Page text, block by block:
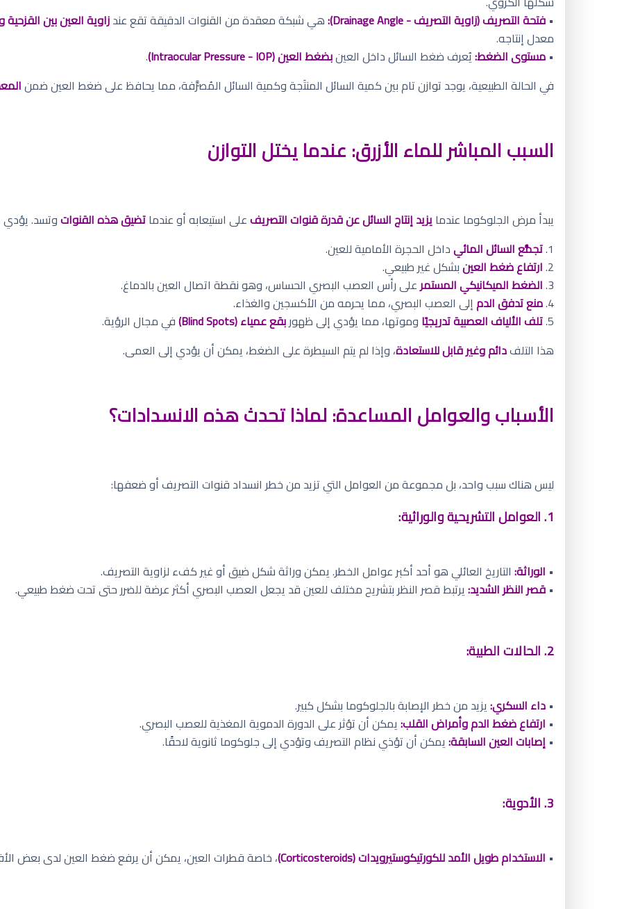
• فتحة التصريف (زاوية التصريف - Drainage Angle): هي شبكة معقدة من القنوات الدقيقة تقع عندزاوية العين بين القزحية
معدل إنتاجه.
• مستوى الضغط:يُعرف ضغط السائل داخل العينبضغط العين (Intraocular Pressure - IOP)
.
في الحالة الطبيعية، يوجد توازن تام بين كمية السائل المنتَجة وكمية السائل المُصرَّفة، مما يحافظ على ضغط العين ضمن
السبب المباشر للماء الأزرق: عندما يختل التوازن
يبدأ مرض الجلوكوما عندمايزيد إنتاج السائل عن قدرة قنوات التصريفعلى استيعابه أو عندماتضيق هذه القنواتوتسد. يؤدي
1. تجمُّع السائل المائيداخل الحجرة الأمامية للعين.
2. ارتفاع ضغط العينبشكل غير طبيعي.
3. الضغط الميكانيكي المستمرعلى رأس العصب البصري الحساس، وهو نقطة اتصال العين بالدماغ.
4. منع تدفق الدمإلى العصب البصري، مما يحرمه من الأكسجين والغذاء.
5. تلف الألياف العصبية تدريجيًا وموتها، مما يؤدي إلى ظهوربقع عمياء (Blind Spots)
في مجال الرؤية.
هذا التلفدائم وغير قابل للاستعادة، وإذا لم يتم السيطرة على الضغط، يمكن أن يؤدي إلى العمى.
الأسباب والعوامل المساعدة: لماذا تحدث هذه الانسدادات؟
ليس هناك سبب واحد، بل مجموعة من العوامل التي تزيد من خطر انسداد قنوات التصريف أو ضعفها:
1. العوامل التشريحية والوراثية:
• الوراثة: التاريخ العائلي هو أحد أكبر عوامل الخطر. يمكن وراثة شكل ضيق أو غير كفء لزاوية التصريف.
• قصر النظر الشديد: يرتبط قصر النظر بتشريح مختلف للعين قد يجعل العصب البصري أكثر عرضة للضرر حتى تحت ضغط طبيعي.
2. الحالات الطبية:
• داء السكري: يزيد من خطر الإصابة بالجلوكوما بشكل كبير.
• ارتفاع ضغط الدم وأمراض القلب: يمكن أن تؤثر على الدورة الدموية المغذية للعصب البصري.
• إصابات العين السابقة: يمكن أن تؤذي نظام التصريف وتؤدي إلى جلوكوما ثانوية لاحقًا.
3. الأدوية:
• الاستخدام طويل الأمد للكورتيكوستيرويدات (Corticosteroids) ، خاصة قطرات العين، يمكن أن يرفع ضغط العين لدى بعض